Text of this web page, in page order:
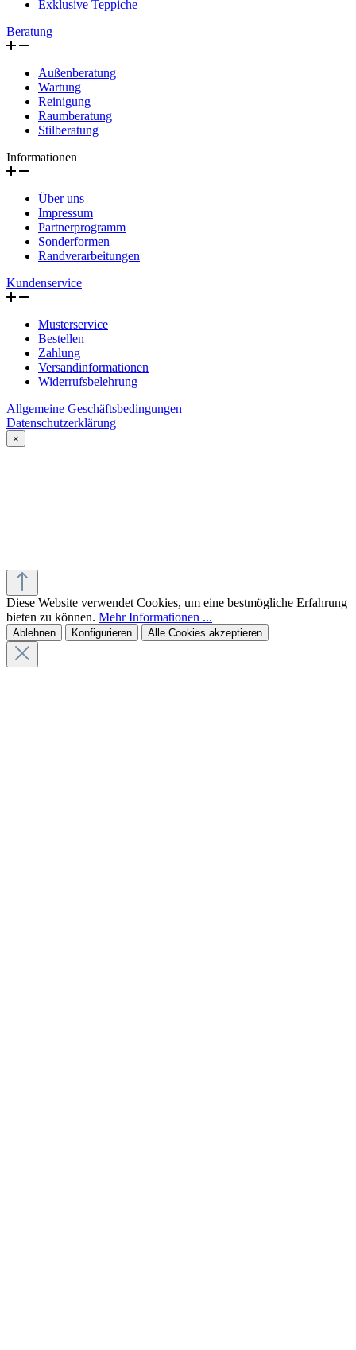
Exklusive Teppiche
Beratung
Außenberatung
Wartung
Reinigung
Raumberatung
Stilberatung
Informationen
Über uns
Impressum
Partnerprogramm
Sonderformen
Randverarbeitungen
Kundenservice
Musterservice
Bestellen
Zahlung
Versandinformationen
Widerrufsbelehrung
Allgemeine Geschäftsbedingungen
Datenschutzerklärung
×
Diese Website verwendet Cookies, um eine bestmögliche Erfahrung
bieten zu können. Mehr Informationen ...
Ablehnen Konfigurieren Alle Cookies akzeptieren